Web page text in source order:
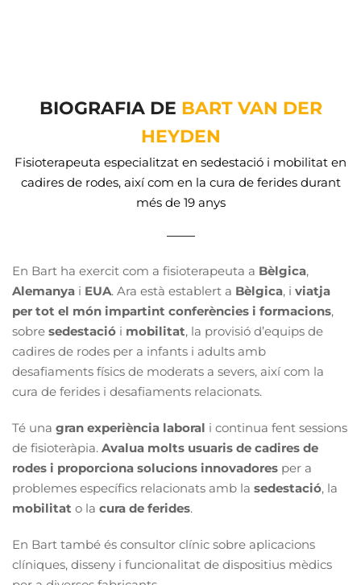
BIOGRAFIA DE BART VAN DER
HEYDEN
Fisioterapeuta especialitzat en sedestació i mobilitat en
cadires de rodes, així com en la cura de ferides durant
més de 19 anys
En Bart ha exercit com a fisioterapeuta a Bèlgica,
Alemanya i EUA. Ara està establert a Bèlgica, i viatja
per tot el món impartint conferències i formacions,
sobre sedestació i mobilitat, la provisió d’equips de
cadires de rodes per a infants i adults amb
desafiaments físics de moderats a severs, així com la
cura de ferides i desafiaments relacionats.
Té una gran experiència laboral i continua fent sessions
de fisioteràpia. Avalua molts usuaris de cadires de
rodes i proporciona solucions innovadores per a
problemes específics relacionats amb la sedestació, la
mobilitat o la cura de ferides.
En Bart també és consultor clínic sobre aplicacions
clíniques, disseny i funcionalitat de dispositius mèdics